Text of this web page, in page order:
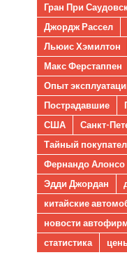
Гран При
Джордж Рассел
Льюис Хэмилтон
Макс Ферстаппен
Опыт
Пострадавшие
США
Санкт-
Тайный
Фернандо Алонсо
Эдди Джордан
китайские
новости
статистика